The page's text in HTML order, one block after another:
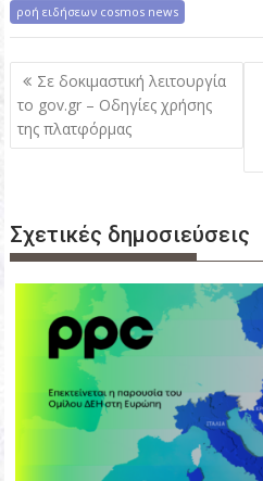
ροή ειδήσεων cosmos news
Π
λ
ο
η
σ
η
Σε δοκιμαστική λειτουργία
το gov.gr – Οδηγίες χρήσης
της πλατφόρμας
Σχετικές δημοσιεύσεις